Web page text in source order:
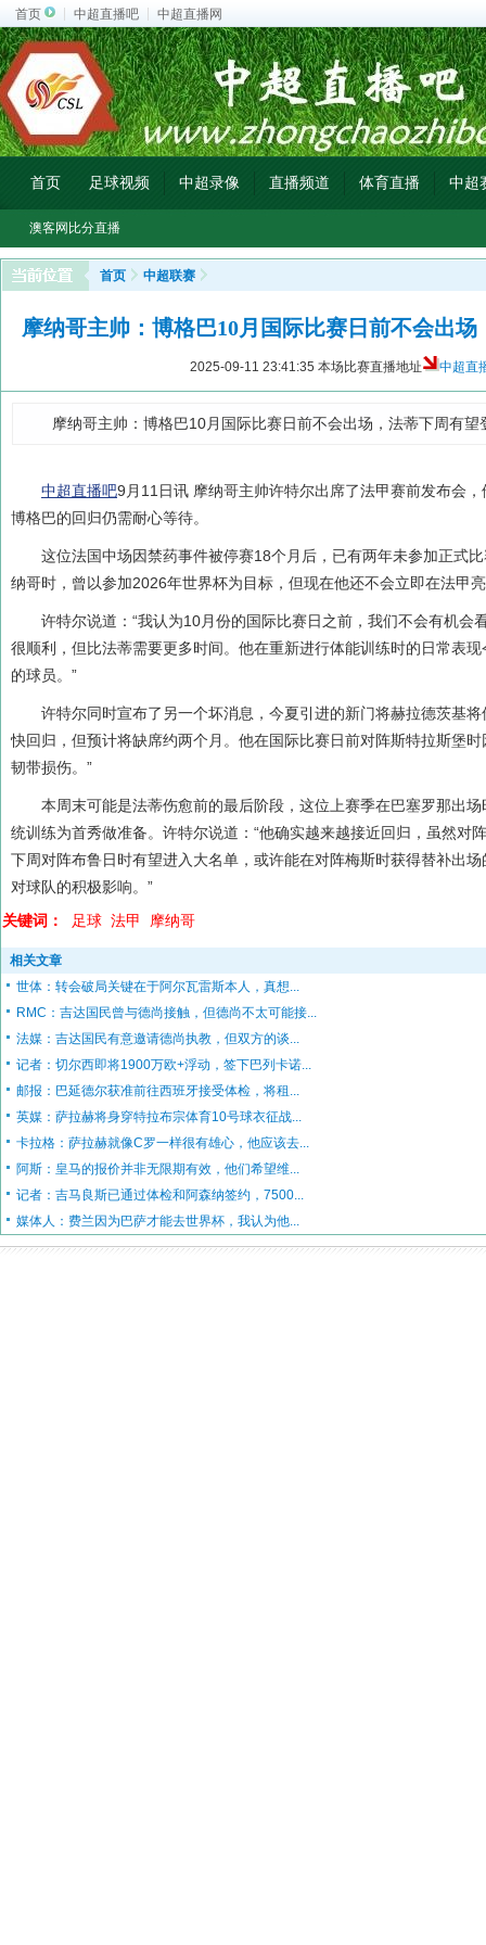
首页 中超直播吧 中超直播网
首页 足球视频 中超录像 直播频道 体育直播 中超
澳客网比分直播
首页 中超联赛
摩纳哥主帅：博格巴10月国际比赛日前不会出
2025-09-11 23:41:35 本场比赛直播地址 中超直
摩纳哥主帅：博格巴10月国际比赛日前不会出场，法蒂下周有望
中超直播吧9月11日讯 摩纳哥主帅许特尔出席了法甲赛前发布会
博格巴的回归仍需耐心等待。
这位法国中场因禁药事件被停赛18个月后，已有两年未参加正式
纳哥时，曾以参加2026年世界杯为目标，但现在他还不会立即在法甲
许特尔说道：“我认为10月份的国际比赛日之前，我们不会有机会
很顺利，但比法蒂需要更多时间。他在重新进行体能训练时的日常表
的球员。”
许特尔同时宣布了另一个坏消息，今夏引进的新门将赫拉德茨基
快回归，但预计将缺席约两个月。他在国际比赛日前对阵斯特拉斯堡
韧带损伤。”
本周末可能是法蒂伤愈前的最后阶段，这位上赛季在巴塞罗那出
统训练为首秀做准备。许特尔说道：“他确实越来越接近回归，虽然对
下周对阵布鲁日时有望进入大名单，或许能在对阵梅斯时获得替补出
对球队的积极影响。”
关键词：
足球 法甲 摩纳哥
相关文章
世体：转会破局关键在于阿尔瓦雷斯本人，真想...
RMC：吉达国民曾与德尚接触，但德尚不太可能接...
法媒：吉达国民有意邀请德尚执教，但双方的谈...
记者：切尔西即将1900万欧+浮动，签下巴列卡诺...
邮报：巴延德尔获准前往西班牙接受体检，将租...
英媒：萨拉赫将身穿特拉布宗体育10号球衣征战...
卡拉格：萨拉赫就像C罗一样很有雄心，他应该去...
阿斯：皇马的报价并非无限期有效，他们希望维...
记者：吉马良斯已通过体检和阿森纳签约，7500...
媒体人：费兰因为巴萨才能去世界杯，我认为他...